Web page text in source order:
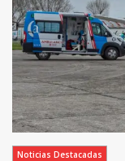
Noticias Destacadas